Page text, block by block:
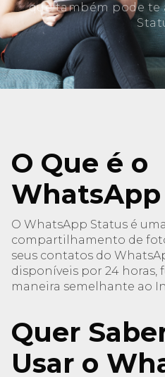
que também pode te
O Que é o
O WhatsApp Status é
compartilhamento de
seus contatos do
disponíveis por 24 horas,
maneira semelhante ao
Quer
Usar o